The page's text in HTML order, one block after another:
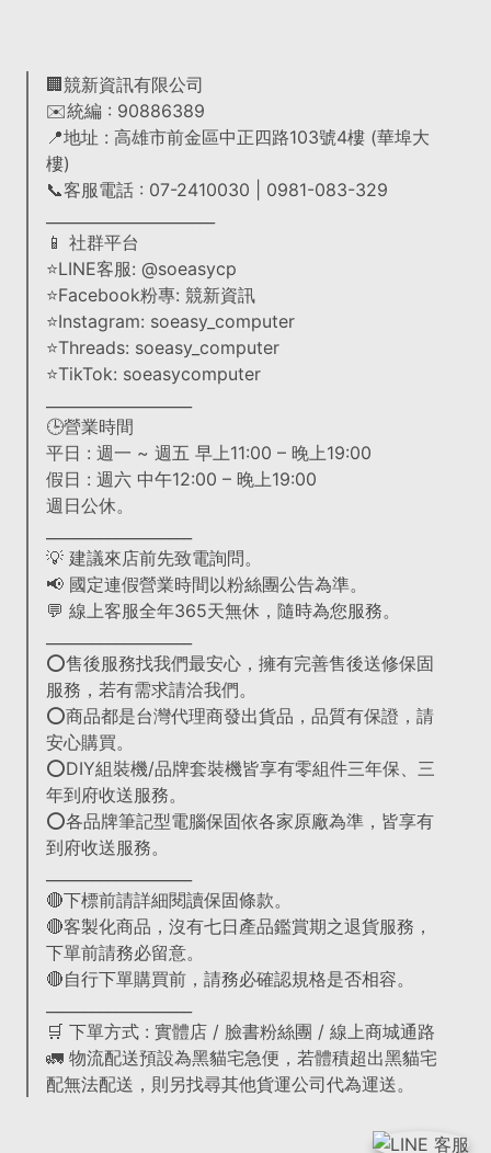
🏢競新資訊有限公司
✉️統編 : 90886389
📍地址 : 高雄市前金區中正四路103號4樓 (華埠大
樓)
📞客服電話 : 07-2410030 | 0981-083-329
📱 社群平台
⭐LINE客服: @soeasycp
⭐Facebook粉專: 競新資訊
⭐Instagram: soeasy_computer
⭐Threads: soeasy_computer
⭐TikTok: soeasycomputer
🕒營業時間
平日 : 週一 ~ 週五 早上11:00 – 晚上19:00
假日 : 週六 中午12:00 – 晚上19:00
週日公休。
💡 建議來店前先致電詢問。
📢 國定連假營業時間以粉絲團公告為準。
💬 線上客服全年365天無休，隨時為您服務。
⭕售後服務找我們最安心，擁有完善售後送修保固
服務，若有需求請洽我們。
⭕商品都是台灣代理商發出貨品，品質有保證，請
安心購買。
⭕DIY組裝機/品牌套裝機皆享有零組件三年保、三
年到府收送服務。
⭕各品牌筆記型電腦保固依各家原廠為準，皆享有
到府收送服務。
🔴下標前請詳細閱讀保固條款。
🔴客製化商品，沒有七日產品鑑賞期之退貨服務，
下單前請務必留意。
🔴自行下單購買前，請務必確認規格是否相容。
🛒 下單方式 : 實體店 / 臉書粉絲團 / 線上商城通路
🚛 物流配送預設為黑貓宅急便，若體積超出黑貓宅
配無法配送，則另找尋其他貨運公司代為運送。